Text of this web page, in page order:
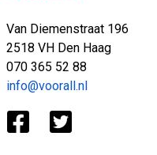
Van Diemenstraat 196
2518 VH Den Haag
070 365 52 88
info@voorall.nl